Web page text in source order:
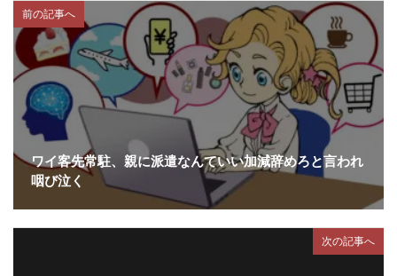
前の記事へ
ワイ客先常駐、親に派遣なんていい加減辞めろと言われ
咽び泣く
次の記事へ